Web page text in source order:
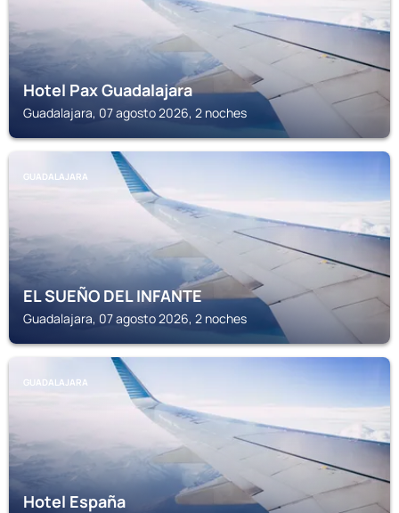
Hotel Pax Guadalajara
Guadalajara, 07 agosto 2026, 2 noches
GUADALAJARA
EL SUEÑO DEL INFANTE
Guadalajara, 07 agosto 2026, 2 noches
GUADALAJARA
Hotel España